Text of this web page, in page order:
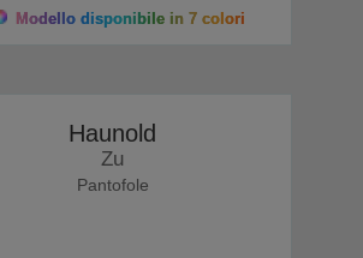
Modello disponibile in 7 colori
Haunold
Zu
Pantofole